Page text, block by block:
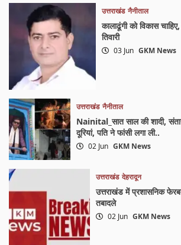
उत्तराखंड नैनीताल
कालाढूंगी को विकास
तिवारी
03 Jun GKM News
उत्तराखंड नैनीताल
Nainital_सात साल की शादी,
दूरियां, पति ने फांसी लगा ली..
02 Jun GKM News
उत्तराखंड देहरादून
उत्तराखंड में प्रशासनिक
तबादले
02 Jun GKM News